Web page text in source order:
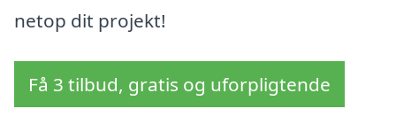
netop dit projekt!
Få 3 tilbud, gratis og uforpligtende